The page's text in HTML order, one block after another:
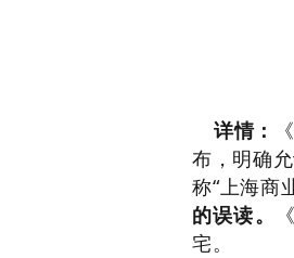
详情：
布，明确
称“上海商
的误读。
宅。